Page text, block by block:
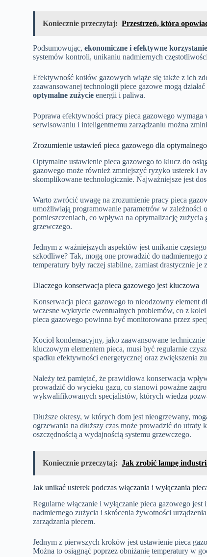
Koniecznie przeczytaj: Przestrzeń, która
Podsumowując,ekonomiczne i efektywne
systemów kontroli, unikaniu nadmiernych
Efektywność kotłów gazowych wiąże się także z ich
zaawansowanej technologii piece gazowe mogą
optymalne zużycie energii i paliwa.
Poprawa efektywności pracy pieca gazowego
serwisowaniu i inteligentnemu zarządzaniu można
Zrozumienie ustawień pieca gazowego dla
Optymalne ustawienie pieca gazowego to klucz do
gazowego może również zmniejszyć ryzyko usterek i
skomplikowane technologicznie. Najważniejsze jest
Warto zwrócić uwagę na zrozumienie pracy pieca
umożliwiają programowanie parametrów w zależności
pomieszczeniach, co wpływa na optymalizację zużycia
grzewczego.
Jednym z ważniejszych aspektów jest unikanie
szkodliwe? Tak, mogą one prowadzić do nadmiernego
temperatury były raczej stabilne, zamiast drastycznie
Dlaczego konserwacja pieca gazowego jest kluczowa
Konserwacja pieca gazowego to nieodzowny element
wczesne wykrycie ewentualnych problemów, co z
pieca gazowego powinna być monitorowana przez
Kocioł kondensacyjny, jako zaawansowane
kluczowym elementem pieca, musi być regularnie
spadku efektywności energetycznej oraz zwiększenia
Należy też pamiętać, że prawidłowa konserwacja
prowadzić do wycieku gazu, co stanowi poważne
wykwalifikowanych specjalistów, których wiedza
Dłuższe okresy, w których dom jest nieogrzewany,
ogrzewania na dłuższy czas może prowadzić do
oszczędnością a wydajnością systemu grzewczego.
Koniecznie przeczytaj: Jak zrobić lampę
Jak unikać usterek podczas włączania i wyłączania
Regularne włączanie i wyłączanie pieca gazowego
nadmiernego zużycia i skrócenia żywotności
zarządzania piecem.
Jednym z pierwszych kroków jest ustawienie pieca
Można to osiągnąć poprzez obniżanie temperatury w